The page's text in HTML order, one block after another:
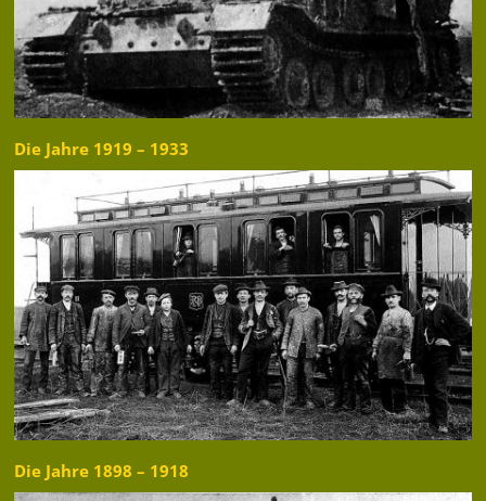
Die Jahre 1919 – 1933
Die Jahre 1898 – 1918